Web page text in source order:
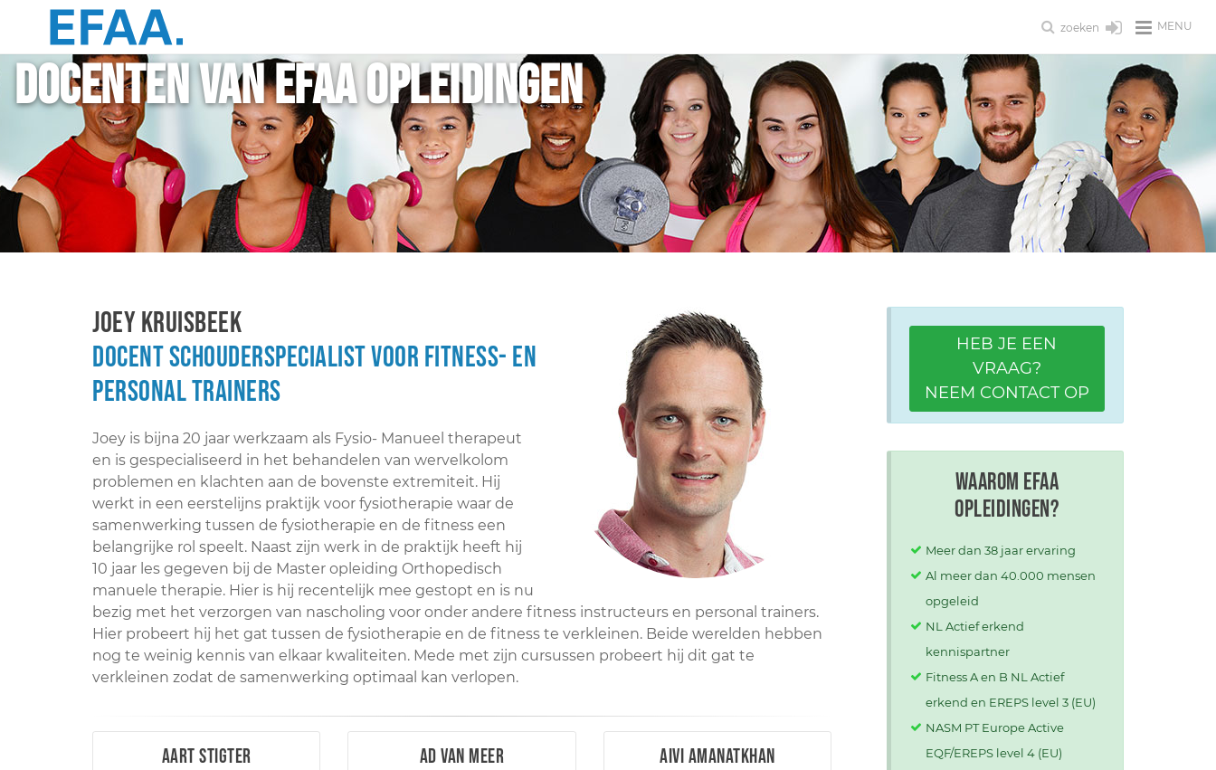
MENU
zoeken
Docenten van EFAA Opleidingen
Joey Kruisbeek
Docent schouderspecialist voor fitness- en
personal trainers
Joey is bijna 20 jaar werkzaam als Fysio- Manueel therapeut
en is gespecialiseerd in het behandelen van wervelkolom
problemen en klachten aan de bovenste extremiteit. Hij
werkt in een eerstelijns praktijk voor fysiotherapie waar de
samenwerking tussen de fysiotherapie en de fitness een
belangrijke rol speelt. Naast zijn werk in de praktijk heeft hij
10 jaar les gegeven bij de Master opleiding Orthopedisch
manuele therapie. Hier is hij recentelijk mee gestopt en is nu
bezig met het verzorgen van nascholing voor onder andere fitness instructeurs en personal trainers.
Hier probeert hij het gat tussen de fysiotherapie en de fitness te verkleinen. Beide werelden hebben
nog te weinig kennis van elkaar kwaliteiten. Mede met zijn cursussen probeert hij dit gat te
verkleinen zodat de samenwerking optimaal kan verlopen.
Aart Stigter Ad van Meer Aivi Amanatkhan
HEB JE EEN
VRAAG?
NEEM CONTACT OP
Waarom EFAA
opleidingen?
Meer dan 38 jaar ervaring
Al meer dan 40.000 mensen
opgeleid
NL Actief erkend
kennispartner
Fitness A en B NL Actief
erkend en EREPS level 3 (EU)
NASM PT Europe Active
EQF/EREPS level 4 (EU)